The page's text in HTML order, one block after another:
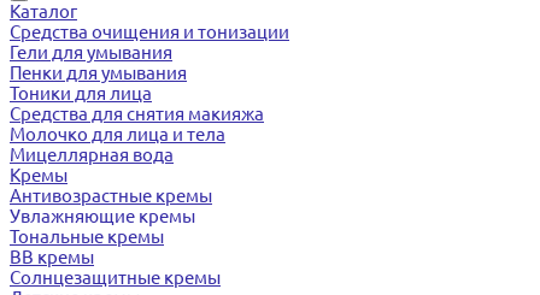
Каталог
Средства очищения и тонизации
Гели для умывания
Пенки для умывания
Тоники для лица
Средства для снятия макияжа
Молочко для лица и тела
Мицеллярная вода
Кремы
Антивозрастные кремы
Увлажняющие кремы
Тональные кремы
BB кремы
Солнцезащитные кремы